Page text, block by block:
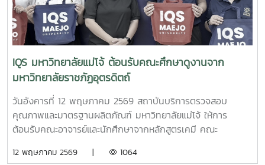
วิเคราะห์ระบบนิเวศเศรษฐกิจเชิงพื้นที่ และการประเมิน Future
Signals หรือสัญญาณอนาคต สำหรับกำหนดทิศทางการพัฒนา
ประเทศในระยะต่อไป ในการดำเนินงานตามกรอบ 20 คลัสเตอร์
ผู้ช่วยศาสตราจารย์ ดร.ตะวัน ฉัตรสูงเนิน มีบทบาทรับผิดชอบ
และร่วมขับเคลื่อน 3 คลัสเตอร์ยุทธศาสตร์สำคัญ ได้แก่ 1.
คลัสเตอร์ผลิตภัณฑ์ชีวภาพเพื่อการเกษตร (Bioproducts for
Agriculture) 2. คลัสเตอร์ความมั่นคง ความปลอดภัย และ
มาตรฐานอาหาร (Food Security, Safety and Standard) 3.
คลัสเตอร์สารสกัดจากพืชและสมุนไพร (Plant and Herb
ฐานชีวภาพของประเทศ โดยบูรณาการงานวิจัย เทคโนโลยี
IQS มหาวิทยาลัยแม่โจ้ ต้อนรับคณะศึกษาดูงานจาก
มหาวิทยาลัยราชภัฏอุตรดิตถ์
วันอังคารที่ 12 พฤษภาคม 2569 สถาบันบริการตรวจสอบ
คุณภาพและมาตรฐานผลิตภัณฑ์ มหาวิทยาลัยแม่โจ้ ให้การ
ต้อนรับคณะอาจารย์และนักศึกษาจากหลักสูตรเคมี คณะ
โอกาสเข้าศึกษาดูงานด้านเครื่องมือวิเคราะห์สารเคมี ณ ห้อง
12 พฤษภาคม 2569 | 1064